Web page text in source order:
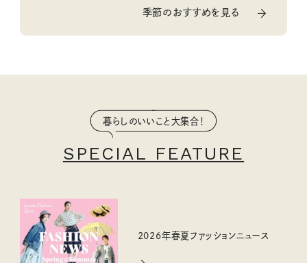
季節のおすすめを見る
暮らしのいいこと大集合！
SPECIAL FEATURE
2026年春夏ファッションニュース